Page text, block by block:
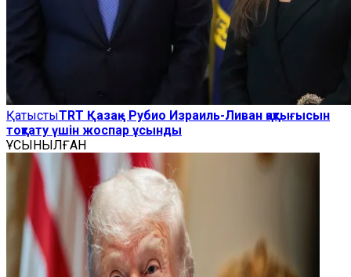
ҚатыстыTRT Қазақ - Рубио Израиль-Ливан қақтығысын
тоқтату үшін жоспар ұсынды
ҰСЫНЫЛҒАН